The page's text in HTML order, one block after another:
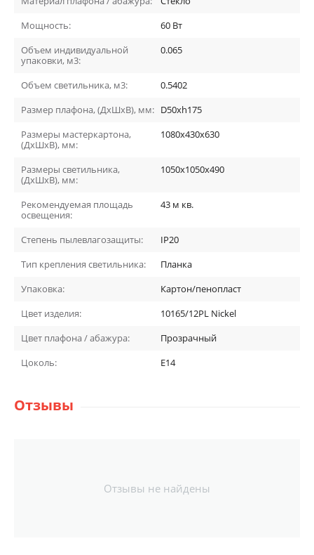
Мощность:
60 Вт
Объем индивидуальной
упаковки, м3:
0.065
Объем светильника, м3:
0.5402
Размер плафона, (ДхШхВ), мм: D50xh175
Размеры мастеркартона,
(ДхШхВ), мм:
1080х430х630
Размеры светильника,
(ДхШхВ), мм:
1050х1050х490
Рекомендуемая площадь
освещения:
43 м кв.
Степень пылевлагозащиты:
IP20
Тип крепления светильника:
Планка
Упаковка:
Картон/пенопласт
Цвет изделия:
10165/12PL Nickel
Цвет плафона / абажура:
Прозрачный
Цоколь:
E14
Отзывы
Отзывы не найдены